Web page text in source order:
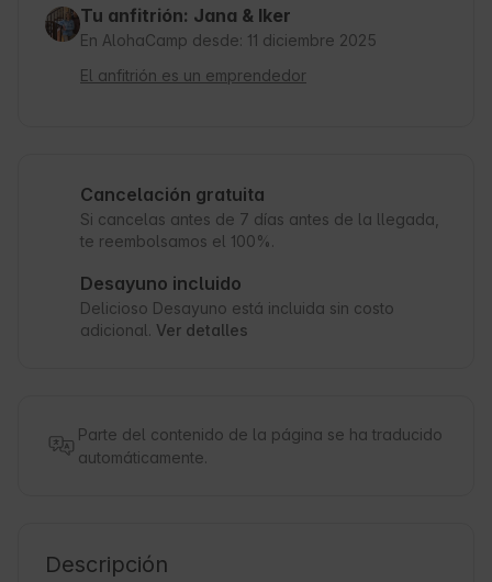
Tu anfitrión: Jana & Iker
En AlohaCamp desde: 11 diciembre 2025
El anfitrión es un emprendedor
Cancelación gratuita
Si cancelas antes de 7 días antes de la llegada,
te reembolsamos el 100%.
Desayuno incluido
Delicioso Desayuno está incluida sin costo
adicional. Ver detalles
Parte del contenido de la página se ha traducido
automáticamente.
Descripción